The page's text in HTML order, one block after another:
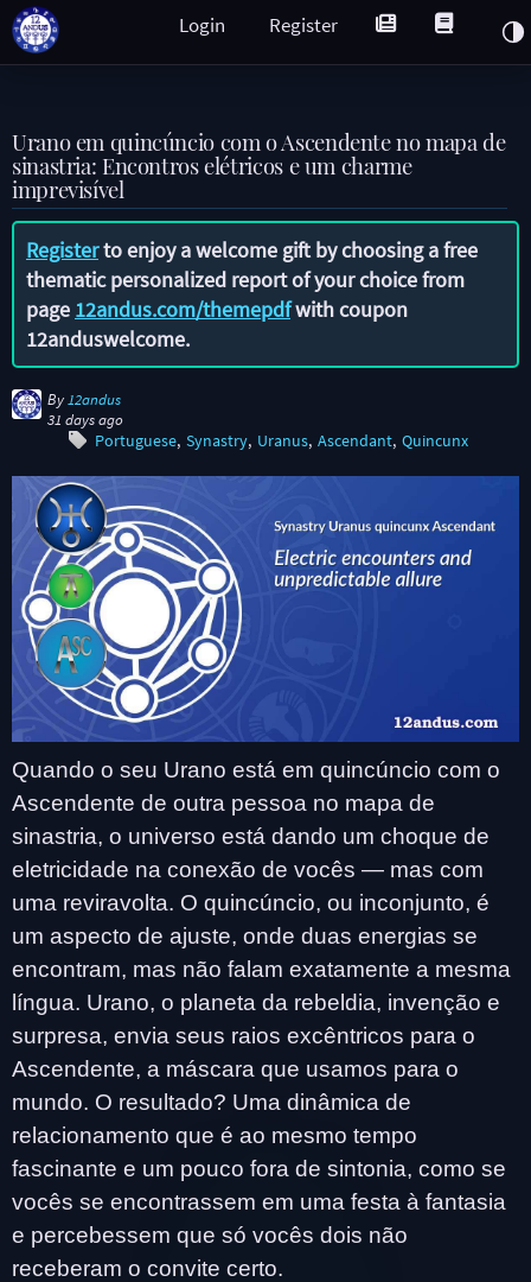
Register
Login
Urano em quincúncio com o Ascendente no mapa de
sinastria: Encontros elétricos e um charme
imprevisível
Registerto enjoy a welcome gift by choosing a free
thematic personalized report of your choice from
page 12andus.com/themepdfwith coupon
12anduswelcome.
By 12andus
31 days ago
Portuguese Synastry Uranus Ascendant Quincunx
Quando o seu Urano está em quincúncio com o
Ascendente de outra pessoa no mapa de
sinastria, o universo está dando um choque de
eletricidade na conexão de vocês — mas com
uma reviravolta. O quincúncio, ou inconjunto, é
um aspecto de ajuste, onde duas energias se
encontram, mas não falam exatamente a mesma
língua. Urano, o planeta da rebeldia, invenção e
surpresa, envia seus raios excêntricos para o
Ascendente, a máscara que usamos para o
mundo. O resultado? Uma dinâmica de
relacionamento que é ao mesmo tempo
fascinante e um pouco fora de sintonia, como se
vocês se encontrassem em uma festa à fantasia
e percebessem que só vocês dois não
receberam o convite certo.